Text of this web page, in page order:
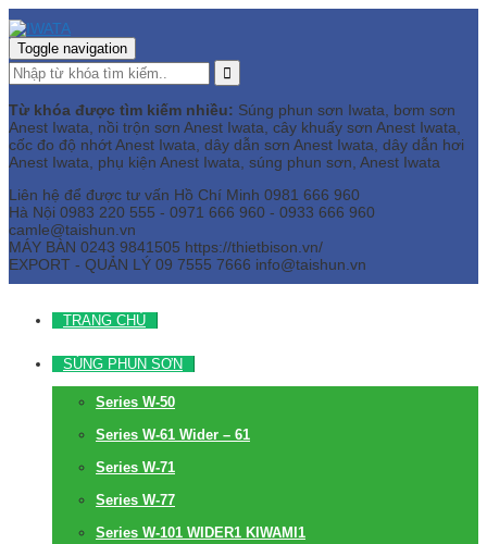
Toggle navigation
Từ khóa được tìm kiếm nhiều: Súng phun sơn Iwata, bơm sơn
Anest Iwata, nồi trộn sơn Anest Iwata, cây khuấy sơn Anest Iwata,
cốc đo độ nhớt Anest Iwata, dây dẫn sơn Anest Iwata, dây dẫn hơi
Anest Iwata, phụ kiện Anest Iwata, súng phun sơn, Anest Iwata
Liên hệ để được tư vấn Hồ Chí Minh 0981 666 960
Hà Nội 0983 220 555 - 0971 666 960 - 0933 666 960
camle@taishun.vn
MÁY BÀN 0243 9841505 https://thietbison.vn/
EXPORT - QUẢN LÝ 09 7555 7666 info@taishun.vn
TRANG CHỦ
SÚNG PHUN SƠN
Series W-50
Series W-61 Wider – 61
Series W-71
Series W-77
Series W-101 WIDER1 KIWAMI1